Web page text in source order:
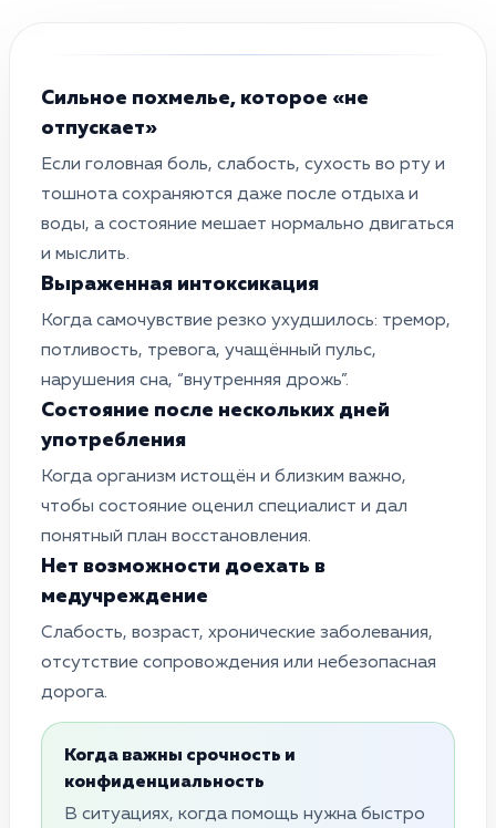
Сильное похмелье, которое «не
отпускает»
Если головная боль, слабость, сухость во рту и
тошнота сохраняются даже после отдыха и
воды, а состояние мешает нормально двигаться
и мыслить.
Выраженная интоксикация
Когда самочувствие резко ухудшилось: тремор,
потливость, тревога, учащённый пульс,
нарушения сна, “внутренняя дрожь”.
Состояние после нескольких дней
употребления
Когда организм истощён и близким важно,
чтобы состояние оценил специалист и дал
понятный план восстановления.
Нет возможности доехать в
медучреждение
Слабость, возраст, хронические заболевания,
отсутствие сопровождения или небезопасная
дорога.
Когда важны срочность и
конфиденциальность
В ситуациях, когда помощь нужна быстро